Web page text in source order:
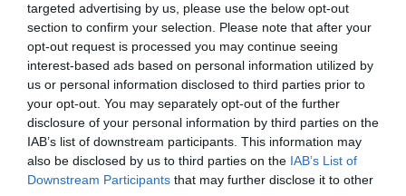
targeted advertising by us, please use the below opt-out
section to confirm your selection. Please note that after your
opt-out request is processed you may continue seeing
interest-based ads based on personal information utilized by
us or personal information disclosed to third parties prior to
your opt-out. You may separately opt-out of the further
disclosure of your personal information by third parties on the
IAB’s list of downstream participants. This information may
also be disclosed by us to third parties on the IAB’s List of
Downstream Participants that may further disclose it to other